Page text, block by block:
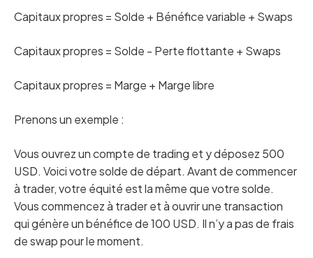
Capitaux propres = Solde + Bénéfice variable + Swaps
Capitaux propres = Solde - Perte flottante + Swaps
Capitaux propres = Marge + Marge libre
Prenons un exemple :
Vous ouvrez un compte de trading et y déposez 500
USD. Voici votre solde de départ. Avant de commencer
à trader, votre équité est la même que votre solde.
Vous commencez à trader et à ouvrir une transaction
qui génère un bénéfice de 100 USD. Il n’y a pas de frais
de swap pour le moment.